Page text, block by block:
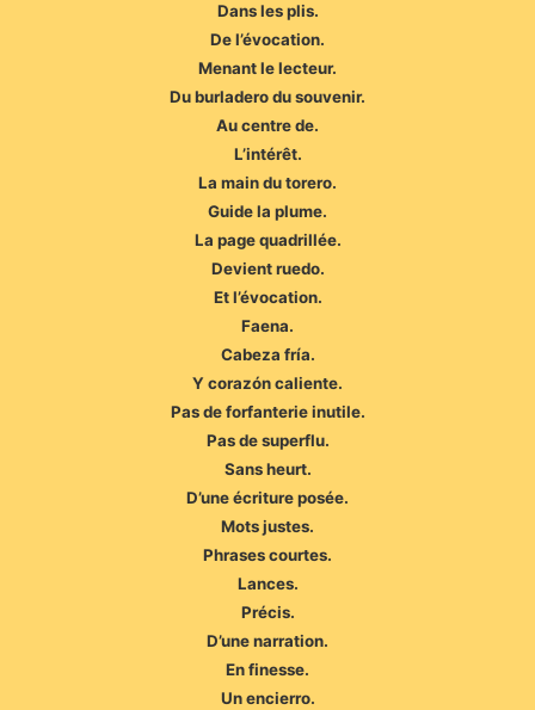
Dans les plis.
De l’évocation.
Menant le lecteur.
Du burladero du souvenir.
Au centre de.
L’intérêt.
La main du torero.
Guide la plume.
La page quadrillée.
Devient ruedo.
Et l’évocation.
Faena.
Cabeza fría.
Y corazón caliente.
Pas de forfanterie inutile.
Pas de superflu.
Sans heurt.
D’une écriture posée.
Mots justes.
Phrases courtes.
Lances.
Précis.
D’une narration.
En finesse.
Un encierro.